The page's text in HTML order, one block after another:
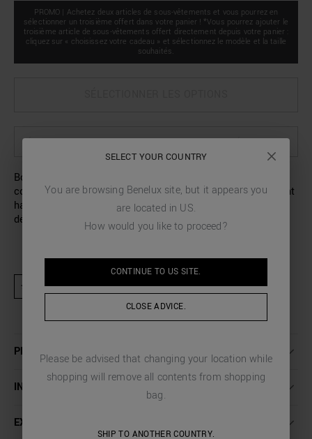
PROMO | Achetez deux articles de sous-vêtements et vous pourrez en
sélectionner un troisième offert dans votre panier ! *Vous pourrez ajouter le
troisième article de sous-vêtements offert directement depuis votre panier :
cliquez sur « choisissez votre cadeau » et sélectionnez le modèle et la taille
souhaités.
SÉLECTIONNEZ LES OPTIONS POUR VOIR LA DISPONIBILITÉ EN MAGASIN
Boxers confortables pour homme en coton stretch doux de
couleur unie. L’élastique à la taille avec le logo contrastant
habille un sous-vêtement confortable et soigné dans les
détails.
★ Produit exclu des activités promotionnelles et codes de réduction
PLUS DE DÉTAILS
INSTRUCTIONS DE LAVAGE
EXPÉDITION ET RETOURS
SELECT YOUR COUNTRY
You are browsing Beneluxsite, but it appears you
are located in US.
How would you like to proceed?
CONTINUE TO US SITE.
CLOSE ADVICE.
Please be advised that changing your location while
shopping will remove all contents from shopping
bag.
SHIP TO ANOTHER COUNTRY.